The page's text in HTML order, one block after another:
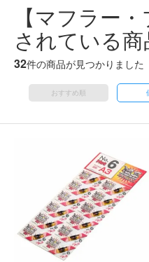
【マフラー
されている商
32件の商品が見つかりました
おすすめ順